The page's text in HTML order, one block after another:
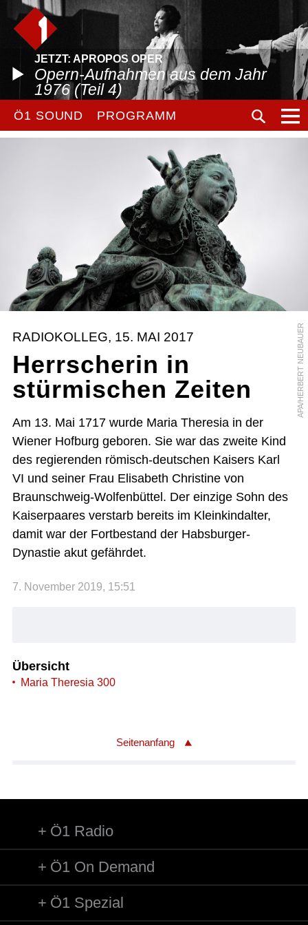
JETZT: APROPOS OPER
Opern-Aufnahmen aus dem Jahr
1976 (Teil 4)
Ö1 SOUND PROGRAMM
APA/HERBERT NEUBAUER
RADIOKOLLEG, 15. MAI 2017
Herrscherin in
stürmischen Zeiten
Am 13. Mai 1717 wurde Maria Theresia in der
Wiener Hofburg geboren. Sie war das zweite Kind
des regierenden römisch-deutschen Kaisers Karl
VI und seiner Frau Elisabeth Christine von
Braunschweig-Wolfenbüttel. Der einzige Sohn des
Kaiserpaares verstarb bereits im Kleinkindalter,
damit war der Fortbestand der Habsburger-
Dynastie akut gefährdet.
7. November 2019, 15:51
Übersicht
Maria Theresia 300
Seitenanfang
Ö1 Radio
Ö1 On Demand
Ö1 Spezial